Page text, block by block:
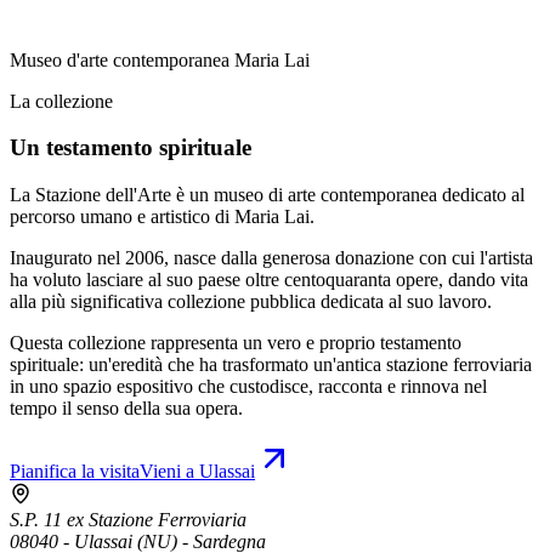
Museo d'arte contemporanea Maria Lai
La collezione
Un testamento spirituale
La Stazione dell'Arte è un museo di arte contemporanea dedicato al
percorso umano e artistico di Maria Lai.
Inaugurato nel 2006, nasce dalla generosa donazione con cui l'artista
ha voluto lasciare al suo paese oltre centoquaranta opere, dando vita
alla più significativa collezione pubblica dedicata al suo lavoro.
Questa collezione rappresenta un vero e proprio testamento
spirituale: un'eredità che ha trasformato un'antica stazione ferroviaria
in uno spazio espositivo che custodisce, racconta e rinnova nel
tempo il senso della sua opera.
Pianifica la visitaVieni a Ulassai
S.P. 11 ex Stazione Ferroviaria
08040 - Ulassai (NU) - Sardegna